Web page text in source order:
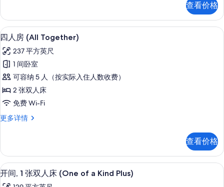
有
照
片
更
多
信
查看价格
显
示
四
人
房
(All
Together)
的
照
片
四人房 (All Together) | 羽绒被、客房
7
四人房 (All Together)
237 平方英尺
1 间卧室
可容纳 5 人（按实际入住人数收费）
2 张双人床
免费 Wi-Fi
更多详情
四
Together)
更
多
查看价格
显
示
开间, 1 张双人床 (One of a Kind
5
开间, 1 张双人床 (One of a Kind Plus)